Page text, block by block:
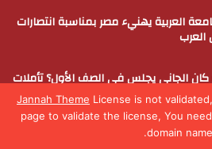
Jannah Theme License is not
page to validate the license, You
domain name.
العربية يهنيء مصر بمناسبة انتصارات
العرب
كان الجاني يجلس في الصف الأول؟ تأملات
نتائج الثانوية العامة